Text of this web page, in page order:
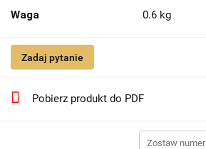
Waga 0.6 kg
Zadaj pytanie
Pobierz produkt do PDF